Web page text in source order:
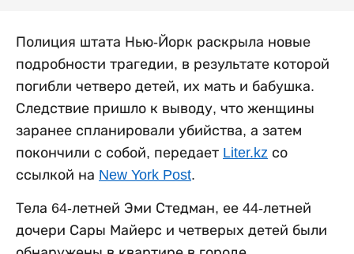
Полиция штата Нью-Йорк раскрыла новые
подробности трагедии, в результате которой
погибли четверо детей, их мать и бабушка.
Следствие пришло к выводу, что женщины
заранее спланировали убийства, а затем
покончили с собой, передает Liter.kz со
ссылкой на New York Post.
Тела 64-летней Эми Стедман, ее 44-летней
дочери Сары Майерс и четверых детей были